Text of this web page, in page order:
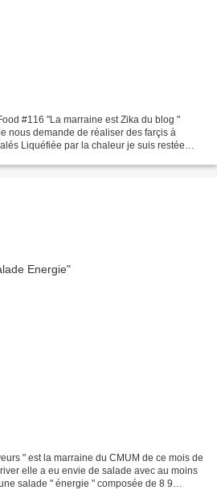
#116 "La marraine est Zika du blog "
nous demande de réaliser des farçis à
Liquéfiée par la chaleur je suis restée
" est la marraine du CMUM de ce mois de
elle a eu envie de salade avec au moins
salade " énergie " composée de 8 9